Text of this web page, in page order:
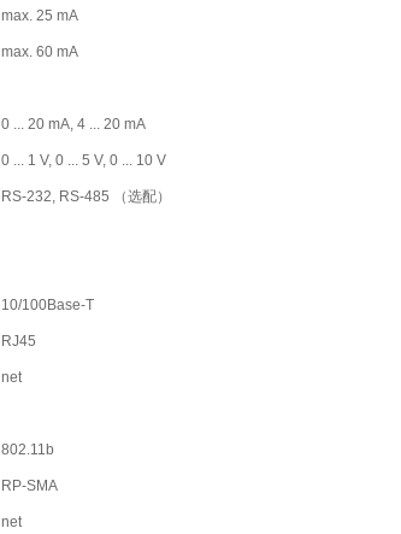
max. 25 mA
max. 60 mA
0 ... 20 mA, 4 ... 20 mA
0 ... 1 V, 0 ... 5 V, 0 ... 10 V
RS-232, RS-485 （选配）
10/100Base-T
RJ45
net
802.11b
RP-SMA
net